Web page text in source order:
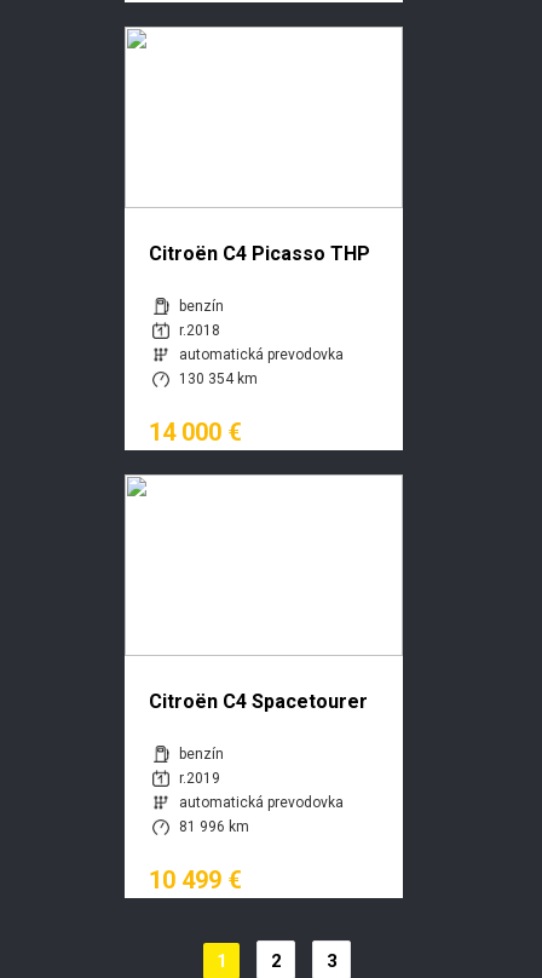
Citroën C4 Picasso THP
benzín
r.2018
automatická prevodovka
130 354 km
14 000 €
Citroën C4 Spacetourer
EAT8
benzín
r.2019
automatická prevodovka
81 996 km
10 499 €
1 2 3